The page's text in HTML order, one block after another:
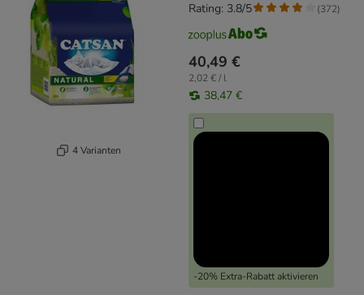
4 Varianten
40,49 €
2,02 € / l
38,47 €
-20% Extra-Rabatt aktivieren
Rating: 3.8/5 (372)